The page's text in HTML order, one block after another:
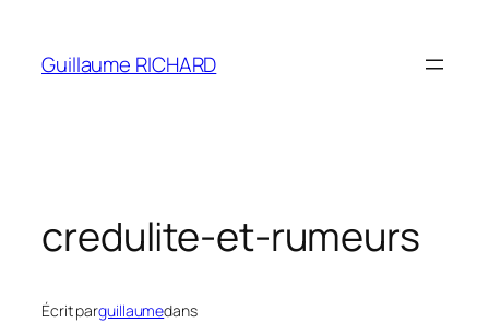
contenu
Guillaume RICHARD
credulite-et-rumeurs
Écrit parguillaumedans